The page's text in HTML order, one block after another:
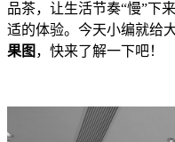
品茶，让生活节奏“慢”下
适的体验。今天小编就给
果图 ，快来了解一下吧！